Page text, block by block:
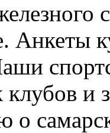
Анкеты
и